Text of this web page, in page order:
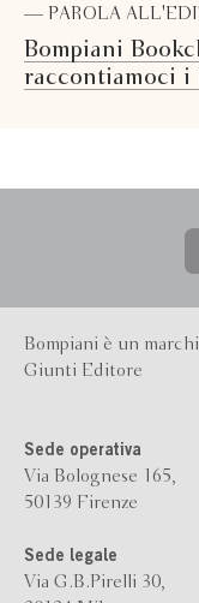
— PAROLA
Bompiani
raccontiamoci i
Bompiani è un
Giunti Editore
Sede operativa
Via Bolognese 165,
50139 Firenze
Sede legale
Via G.B.Pirelli 30,